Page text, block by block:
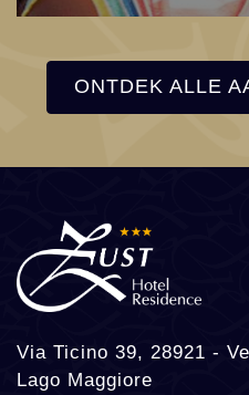
ONTDEK ALLE
Via Ticino 39, 28921 -
Lago Maggiore